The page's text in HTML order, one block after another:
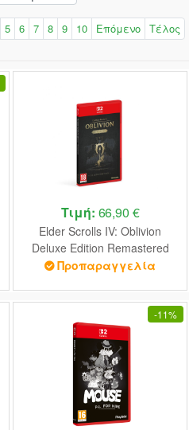
5 6 7 8 9 10 Επόμενο Τέλος
Τιμή: 66,90 €
Elder Scrolls IV: Oblivion
Deluxe Edition Remastered
Nintendo Switch 2 NEW
Προπαραγγελία
-11%